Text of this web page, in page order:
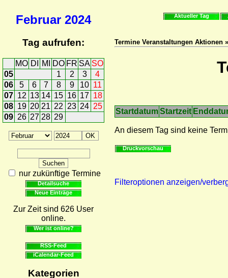
Februar 2024
Tag aufrufen:
MO DI MI DO FR SA SO
05
1 2 3
4
06
5 6 7 8 9 10 11
07 12 13 14 15 16 17 18
08 19 20 21 22 23 24 25
09 26 27 28 29
nur zukünftige Termine
Detailsuche
Neue Einträge
Zur Zeit sind 626 User
online.
Wer ist online?
RSS-Feed
iCalendar-Feed
Kategorien
Aktueller Tag
Termine Veranstaltungen Aktionen
StartdatumStartzeit
An diesem Tag sind keine
Druckvorschau
Filteroptionen anzeigen/